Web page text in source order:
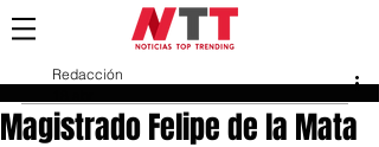
Magistrado Felipe de la Mata
Redacción